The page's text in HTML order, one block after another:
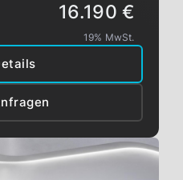
16.190 €
19% MwSt.